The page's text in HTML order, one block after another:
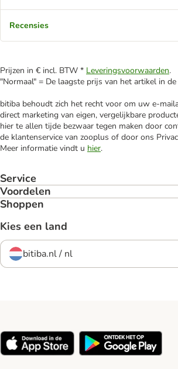
Recensies
Prijzen in € incl. BTW * Leveringsvoorwaarden.
"Normaal" = De laagste prijs van het artikel in
bitiba behoudt zich het recht voor om uw e-
direct marketing van eigen, vergelijkbare
hier te allen tijde bezwaar tegen maken door
de klantenservice van zooplus of door ons
Meer informatie vindt u hier.
Service
Voordelen
Shoppen
Kies een land
bitiba.nl / nl